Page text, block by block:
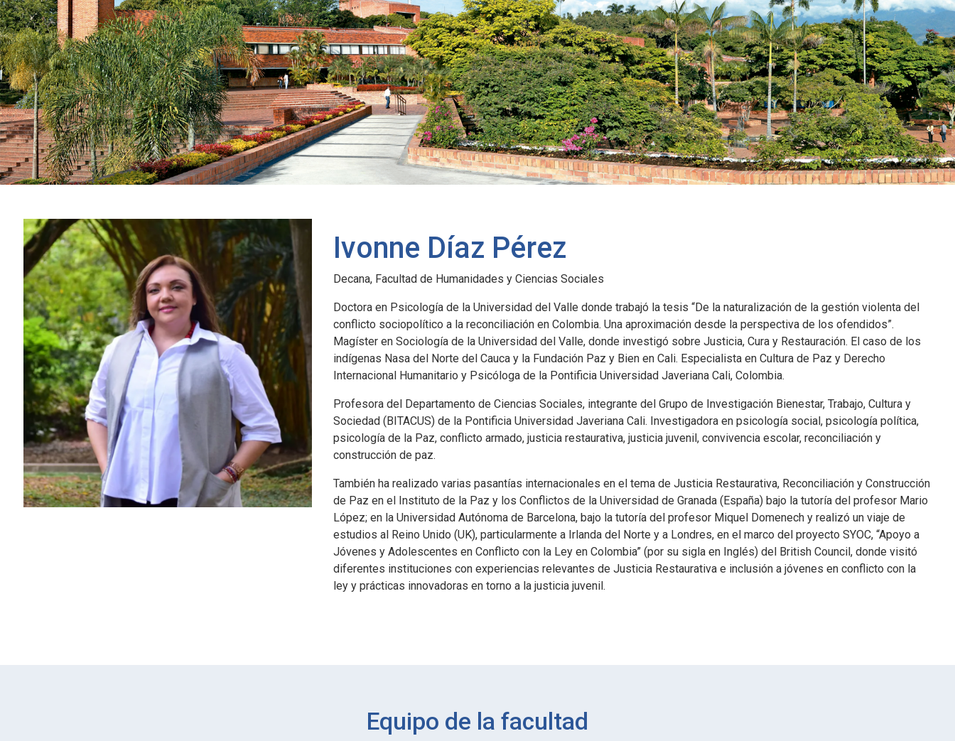
Ivonne Díaz Pérez
Decana, Facultad de Humanidades y Ciencias Sociales
Doctora en Psicología de la Universidad del Valle donde trabajó la tesis “De la naturalización de la gestión violenta del
conflicto sociopolítico a la reconciliación en Colombia. Una aproximación desde la perspectiva de los ofendidos”.
Magíster en Sociología de la Universidad del Valle, donde investigó sobre Justicia, Cura y Restauración. El caso de los
indígenas Nasa del Norte del Cauca y la Fundación Paz y Bien en Cali. Especialista en Cultura de Paz y Derecho
Internacional Humanitario y Psicóloga de la Pontificia Universidad Javeriana Cali, Colombia.
Profesora del Departamento de Ciencias Sociales, integrante del Grupo de Investigación Bienestar, Trabajo, Cultura y
Sociedad (BITACUS) de la Pontificia Universidad Javeriana Cali. Investigadora en psicología social, psicología política,
psicología de la Paz, conflicto armado, justicia restaurativa, justicia juvenil, convivencia escolar, reconciliación y
construcción de paz.
También ha realizado varias pasantías internacionales en el tema de Justicia Restaurativa, Reconciliación y Construcción
de Paz en el Instituto de la Paz y los Conflictos de la Universidad de Granada (España) bajo la tutoría del profesor Mario
López; en la Universidad Autónoma de Barcelona, bajo la tutoría del profesor Miquel Domenech y realizó un viaje de
estudios al Reino Unido (UK), particularmente a Irlanda del Norte y a Londres, en el marco del proyecto SYOC, “Apoyo a
Jóvenes y Adolescentes en Conflicto con la Ley en Colombia” (por su sigla en Inglés) del British Council, donde visitó
diferentes instituciones con experiencias relevantes de Justicia Restaurativa e inclusión a jóvenes en conflicto con la
ley y prácticas innovadoras en torno a la justicia juvenil.
Equipo de la facultad